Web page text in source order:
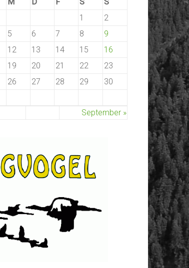
1
2
5 6 7 8
9
12 13 14 15
16
19 20 21 22
23
26 27 28 29
30
September »